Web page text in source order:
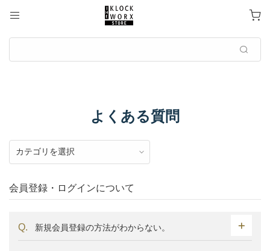
よくある質問
会員登録・ログインについて
新規会員登録の方法がわからない。